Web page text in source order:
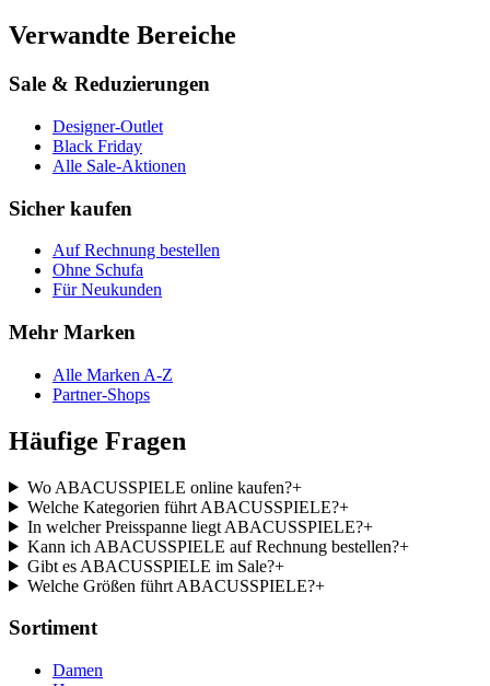
Verwandte Bereiche
Sale & Reduzierungen
Designer-Outlet
Black Friday
Alle Sale-Aktionen
Sicher kaufen
Auf Rechnung bestellen
Ohne Schufa
Für Neukunden
Mehr Marken
Alle Marken A-Z
Partner-Shops
Häufige Fragen
Wo ABACUSSPIELE online kaufen?+
Welche Kategorien führt ABACUSSPIELE?+
In welcher Preisspanne liegt ABACUSSPIELE?+
Kann ich ABACUSSPIELE auf Rechnung bestellen?+
Gibt es ABACUSSPIELE im Sale?+
Welche Größen führt ABACUSSPIELE?+
Sortiment
Damen